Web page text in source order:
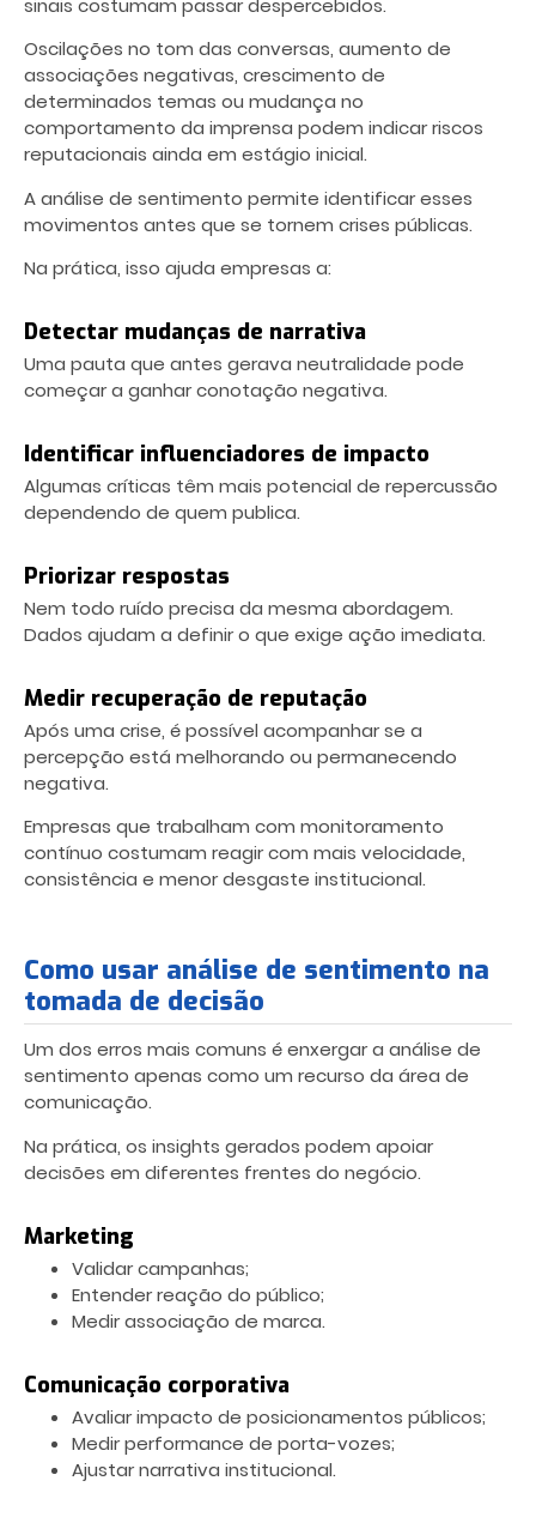
sinais costumam passar despercebidos.
Oscilações no tom das conversas, aumento de
associações negativas, crescimento de
determinados temas ou mudança no
comportamento da imprensa podem indicar riscos
reputacionais ainda em estágio inicial.
A análise de sentimento permite identificar esses
movimentos antes que se tornem crises públicas.
Na prática, isso ajuda empresas a:
Detectar mudanças de narrativa
Uma pauta que antes gerava neutralidade pode
começar a ganhar conotação negativa.
Identificar influenciadores de impacto
Algumas críticas têm mais potencial de repercussão
dependendo de quem publica.
Priorizar respostas
Nem todo ruído precisa da mesma abordagem.
Dados ajudam a definir o que exige ação imediata.
Medir recuperação de reputação
Após uma crise, é possível acompanhar se a
percepção está melhorando ou permanecendo
negativa.
Empresas que trabalham com monitoramento
contínuo costumam reagir com mais velocidade,
consistência e menor desgaste institucional.
Como usar análise de sentimento na
tomada de decisão
Um dos erros mais comuns é enxergar a análise de
sentimento apenas como um recurso da área de
comunicação.
Na prática, os insights gerados podem apoiar
decisões em diferentes frentes do negócio.
Marketing
Validar campanhas;
Entender reação do público;
Medir associação de marca.
Comunicação corporativa
Avaliar impacto de posicionamentos públicos;
Medir performance de porta-vozes;
Ajustar narrativa institucional.